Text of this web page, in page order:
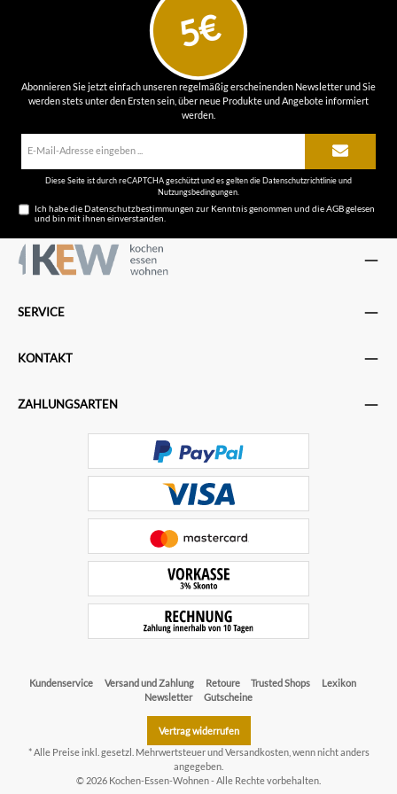
5€
Abonnieren Sie jetzt einfach unseren regelmäßig erscheinenden Newsletter und Sie
werden stets unter den Ersten sein, über neue Produkte und Angebote informiert
werden.
Diese Seite ist durch reCAPTCHA geschützt und es gelten die Datenschutzrichtlinieund
Nutzungsbedingungen.
Ich habe dieDatenschutzbestimmungen zur Kenntnis genommen und dieAGBgelesen
und bin mit ihnen einverstanden.
SERVICE
KONTAKT
ZAHLUNGSARTEN
Kundenservice Versand und Zahlung Retoure Trusted Shops
Lexikon
Newsletter
Gutscheine
Vertrag widerrufen
* Alle Preise inkl. gesetzl. Mehrwertsteuer undVersandkosten, wenn nicht anders
angegeben.
© 2026 Kochen-Essen-Wohnen - Alle Rechte vorbehalten.